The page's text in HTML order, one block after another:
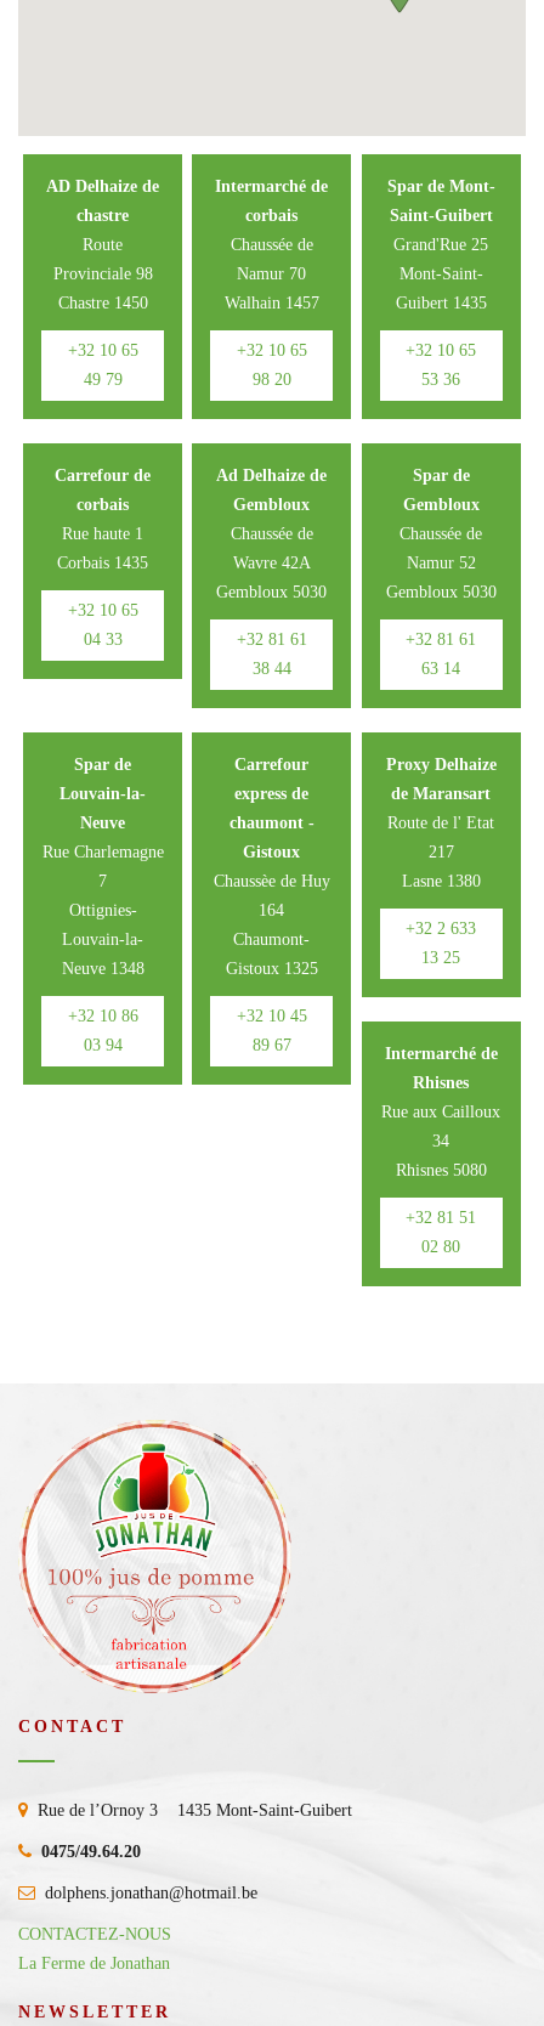
AD Delhaize de
chastre
Route
Provinciale 98
Chastre 1450
+32 10 65
49 79
Intermarché de
corbais
Chaussée de
Namur 70
Walhain 1457
+32 10 65
98 20
Spar de Mont-
Saint-Guibert
Grand'Rue 25
Mont-Saint-
Guibert 1435
+32 10 65
53 36
Carrefour de
corbais
Rue haute 1
Corbais 1435
+32 10 65
04 33
Ad Delhaize de
Gembloux
Chaussée de
Wavre 42A
Gembloux 5030
+32 81 61
38 44
Spar de
Gembloux
Chaussée de
Namur 52
Gembloux 5030
+32 81 61
63 14
Spar de
Louvain-la-
Neuve
Rue Charlemagne
7
Ottignies-
Louvain-la-
Neuve 1348
+32 10 86
03 94
Carrefour
express de
chaumont -
Gistoux
Chaussèe de Huy
164
Chaumont-
Gistoux 1325
+32 10 45
89 67
Proxy Delhaize
de Maransart
Route de l' Etat
217
Lasne 1380
+32 2 633
13 25
Intermarché de
Rhisnes
Rue aux Cailloux
34
Rhisnes 5080
+32 81 51
02 80
CONTACT
Rue de l’Ornoy 3 1435 Mont-Saint-Guibert
0475/49.64.20
dolphens.jonathan@hotmail.be
CONTACTEZ-NOUS
La Ferme de Jonathan
NEWSLETTER